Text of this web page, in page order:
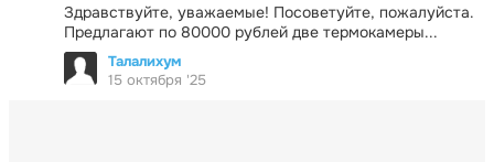
Здравствуйте, уважаемые! Посоветуйте, пожалуйста.
Предлагают по 80000 рублей две термокамеры...
Талалихум
15 октября '25